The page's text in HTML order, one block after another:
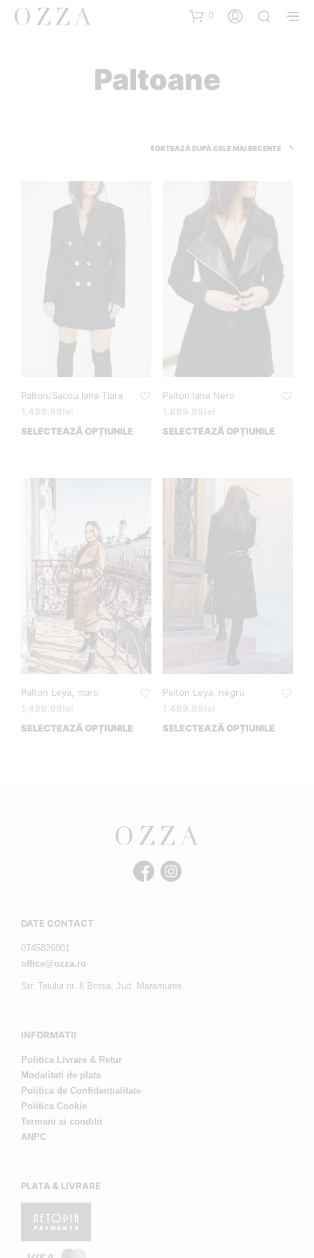
0
Paltoane
Palton/Sacou lana Tiara
1,499.99lei
SELECTEAZĂ OPȚIUNILE
Palton lana Nero
1,899.99lei
SELECTEAZĂ OPȚIUNILE
Palton Leya, maro
1,499.99lei
SELECTEAZĂ OPȚIUNILE
Palton Leya, negru
1,499.99lei
SELECTEAZĂ OPȚIUNILE
DATE CONTACT
0745826001
office@ozza.ro
Str. Teiului nr. 8 Borsa, Jud. Maramures
INFORMATII
Politica Livrare & Retur
Modalitati de plata
Politica de Confidentialitate
Politica Cookie
Termeni si conditii
ANPC
PLATA & LIVRARE